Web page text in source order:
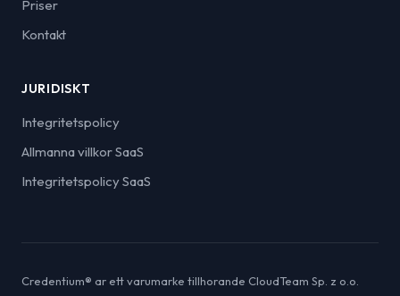
Priser
Kontakt
JURIDISKT
Integritetspolicy
Allmanna villkor SaaS
Integritetspolicy SaaS
Credentium® ar ett varumarke tillhorande CloudTeam Sp. z o.o.